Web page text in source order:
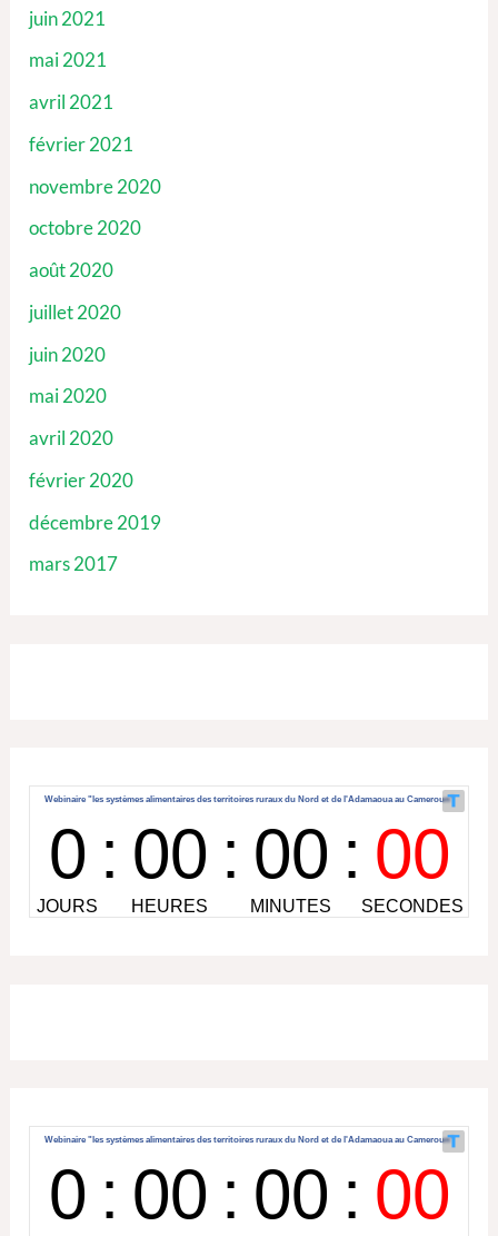
juin 2021
mai 2021
avril 2021
février 2021
novembre 2020
octobre 2020
août 2020
juillet 2020
juin 2020
mai 2020
avril 2020
février 2020
décembre 2019
mars 2017